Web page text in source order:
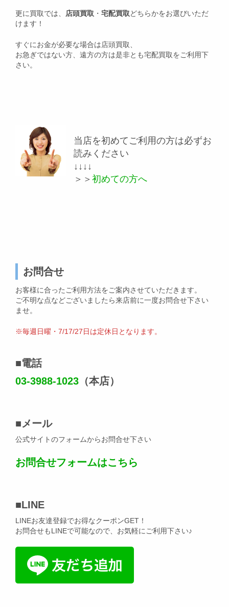
更に買取では、 店頭買取 ・ 宅配買取どちらかをお選びいただ
けます！
すぐにお金が必要な場合は店頭買取、
お急ぎではない方、遠方の方は是非とも宅配買取をご利用下
さい。
当店を初めてご利用の方は必ずお
読みください
↓↓↓↓
＞＞ 初めての方へ
お問合せ
お客様に合ったご利用方法をご案内させていただきます。
ご不明な点などございましたら来店前に一度お問合せ下さい
ませ。
※毎週日曜・7/17/27日は定休日となります。
■電話
03-3988-1023 （本店）
■メール
公式サイトのフォームからお問合せ下さい
お問合せフォームはこちら
■LINE
LINEお友達登録でお得なクーポンGET！
お問合せもLINEで可能なので、お気軽にご利用下さい♪